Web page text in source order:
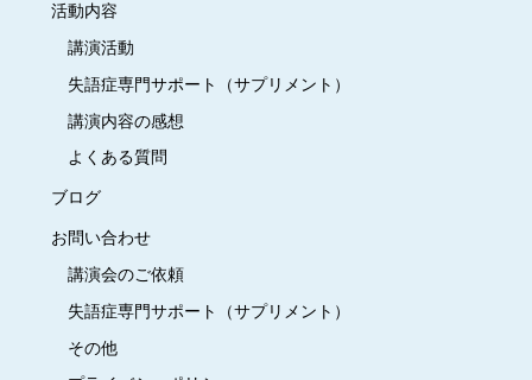
活動内容
講演活動
失語症専門サポート（サプリメント）
講演内容の感想
よくある質問
ブログ
お問い合わせ
講演会のご依頼
失語症専門サポート（サプリメント）
その他